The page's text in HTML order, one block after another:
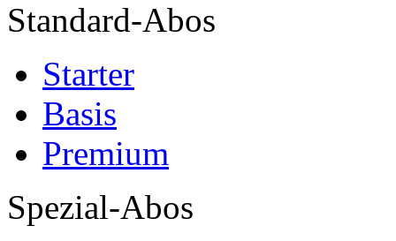
Standard-Abos
Starter
Basis
Premium
Spezial-Abos